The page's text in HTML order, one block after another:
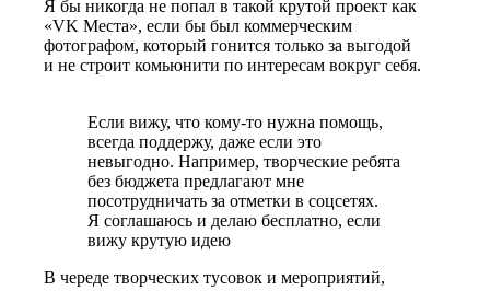
Я бы никогда не попал в такой крутой проект как
«VK Места», если бы был коммерческим
фотографом, который гонится только за выгодой
и не строит комьюнити по интересам вокруг себя.
Если вижу, что кому-то нужна помощь,
всегда поддержу, даже если это
невыгодно. Например, творческие ребята
без бюджета предлагают мне
посотрудничать за отметки в соцсетях.
Я соглашаюсь и делаю бесплатно, если
вижу крутую идею
В череде творческих тусовок и мероприятий,